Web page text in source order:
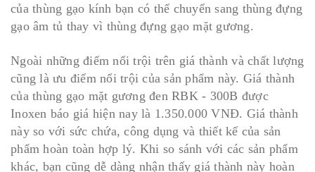
của thùng gạo kính bạn có thể chuyển sang thùng đựng
gạo âm tủ thay vì thùng đựng gạo mặt gương.
Ngoài những điểm nổi trội trên giá thành và chất lượng
cũng là ưu điểm nổi trội của sản phẩm này. Giá thành
của thùng gạo mặt gương đen RBK - 300B được
Inoxen báo giá hiện nay là 1.350.000 VNĐ. Giá thành
này so với sức chứa, công dụng và thiết kế của sản
phẩm hoàn toàn hợp lý. Khi so sánh với các sản phẩm
khác, bạn cũng dễ dàng nhận thấy giá thành này hoàn